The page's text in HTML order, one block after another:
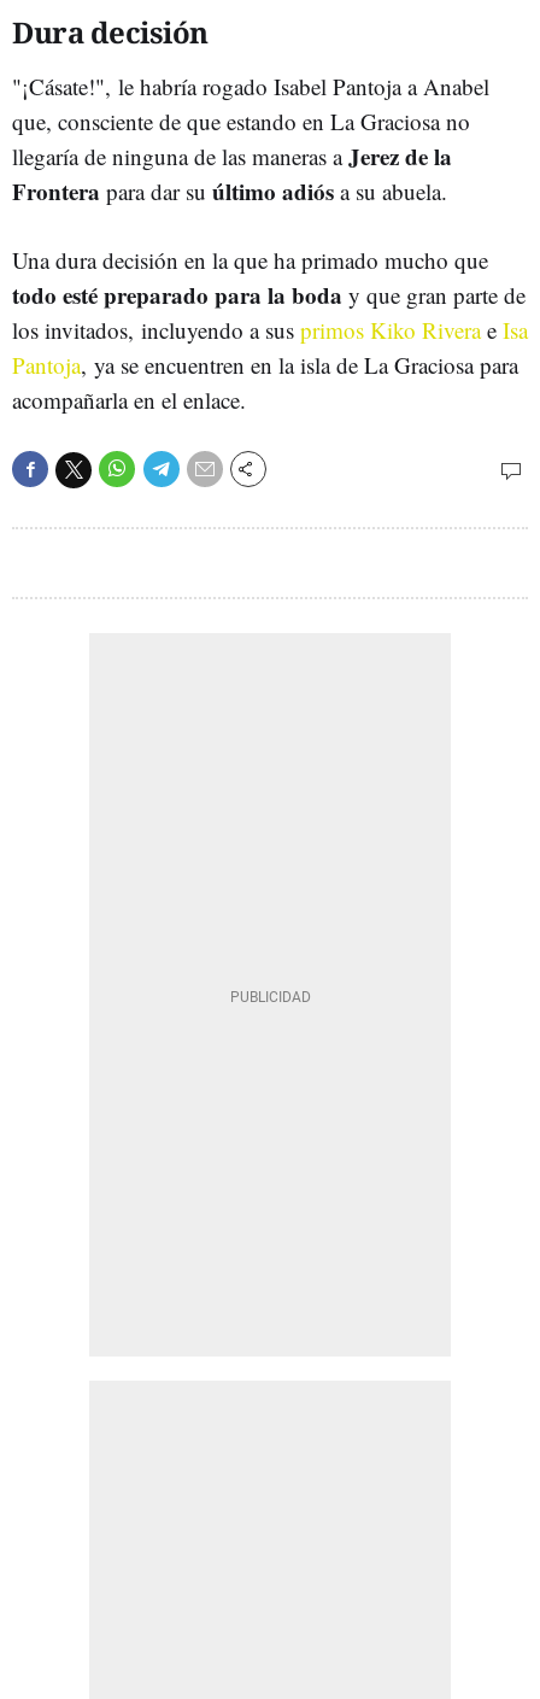
Dura decisión
"¡Cásate!", le habría rogado Isabel Pantoja a Anabel
que, consciente de que estando en La Graciosa no
llegaría de ninguna de las maneras aJerez de la
Frontera para dar su último adiós a su abuela.
Una dura decisión en la que ha primado mucho que
todo esté preparado para la boda y que gran parte de
los invitados, incluyendo a sus primos Kiko Riverae Isa
Pantoja, ya se encuentren en la isla de La Graciosa para
acompañarla en el enlace.